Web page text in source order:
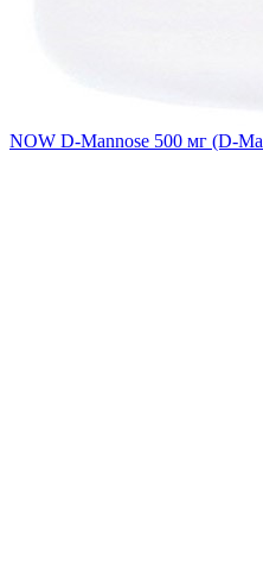
NOW D-Mannose 500 мг (D-